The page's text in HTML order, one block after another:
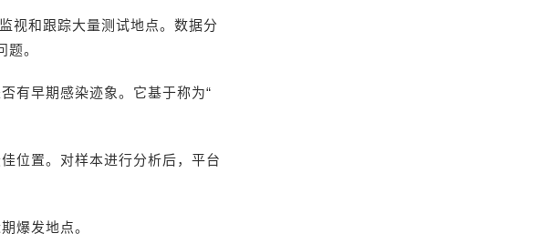
视和跟踪大量测试地点。数据分
。
有早期感染迹象。它基于称为“
位置。对样本进行分析后，平台
爆发地点。